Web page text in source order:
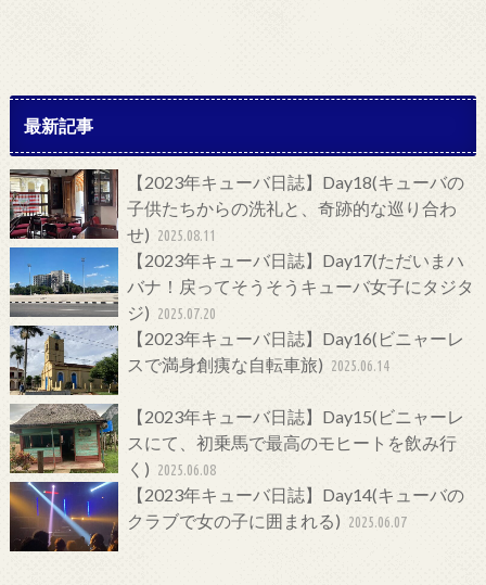
最新記事
【2023年キューバ日誌】Day18(キューバの
子供たちからの洗礼と、奇跡的な巡り合わ
せ) 2025.08.11
【2023年キューバ日誌】Day17(ただいまハ
バナ！戻ってそうそうキューバ女子にタジタ
ジ) 2025.07.20
【2023年キューバ日誌】Day16(ビニャーレ
スで満身創痍な自転車旅) 2025.06.14
【2023年キューバ日誌】Day15(ビニャーレ
スにて、初乗馬で最高のモヒートを飲み行
く) 2025.06.08
【2023年キューバ日誌】Day14(キューバの
クラブで女の子に囲まれる) 2025.06.07